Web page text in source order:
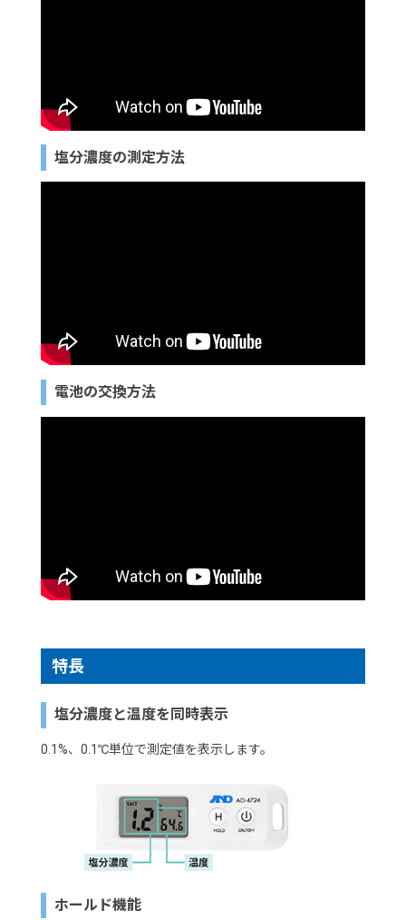
塩分濃度の測定方法
電池の交換方法
特長
塩分濃度と温度を同時表示
0.1%、0.1℃単位で測定値を表示します。
ホールド機能